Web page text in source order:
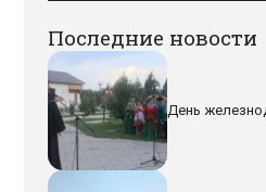
Последние новости
День